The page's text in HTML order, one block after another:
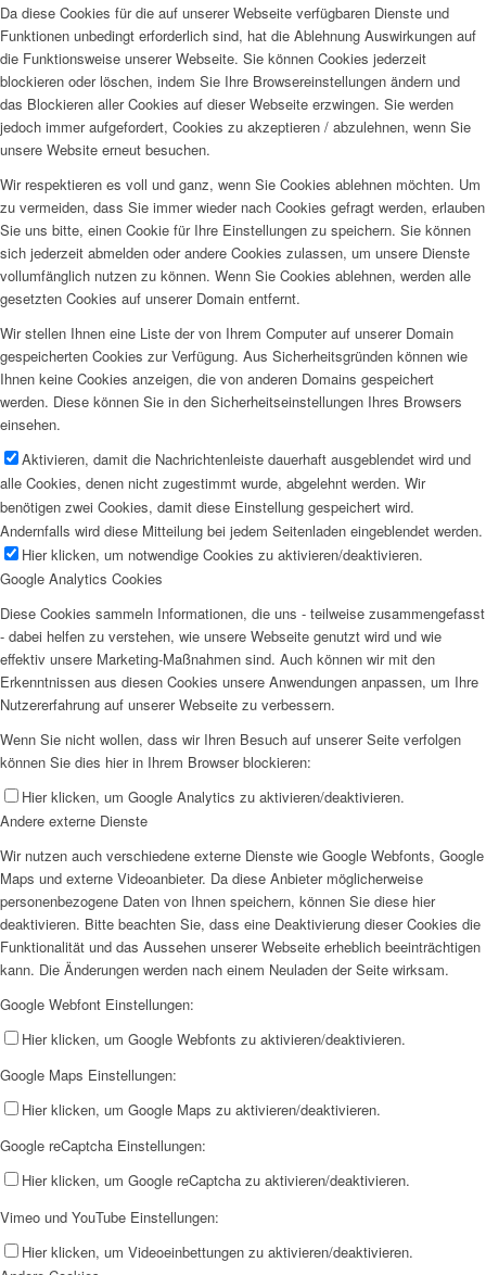
Da diese Cookies für die auf unserer Webseite verfügbaren Dienste und
Funktionen unbedingt erforderlich sind, hat die Ablehnung Auswirkungen auf
die Funktionsweise unserer Webseite. Sie können Cookies jederzeit
blockieren oder löschen, indem Sie Ihre Browsereinstellungen ändern und
das Blockieren aller Cookies auf dieser Webseite erzwingen. Sie werden
jedoch immer aufgefordert, Cookies zu akzeptieren / abzulehnen, wenn Sie
unsere Website erneut besuchen.
Wir respektieren es voll und ganz, wenn Sie Cookies ablehnen möchten. Um
zu vermeiden, dass Sie immer wieder nach Cookies gefragt werden, erlauben
Sie uns bitte, einen Cookie für Ihre Einstellungen zu speichern. Sie können
sich jederzeit abmelden oder andere Cookies zulassen, um unsere Dienste
vollumfänglich nutzen zu können. Wenn Sie Cookies ablehnen, werden alle
gesetzten Cookies auf unserer Domain entfernt.
Wir stellen Ihnen eine Liste der von Ihrem Computer auf unserer Domain
gespeicherten Cookies zur Verfügung. Aus Sicherheitsgründen können wie
Ihnen keine Cookies anzeigen, die von anderen Domains gespeichert
werden. Diese können Sie in den Sicherheitseinstellungen Ihres Browsers
einsehen.
Aktivieren, damit die Nachrichtenleiste dauerhaft ausgeblendet wird und
alle Cookies, denen nicht zugestimmt wurde, abgelehnt werden. Wir
benötigen zwei Cookies, damit diese Einstellung gespeichert wird.
Andernfalls wird diese Mitteilung bei jedem Seitenladen eingeblendet werden.
Hier klicken, um notwendige Cookies zu aktivieren/deaktivieren.
Google Analytics Cookies
Diese Cookies sammeln Informationen, die uns - teilweise zusammengefasst
- dabei helfen zu verstehen, wie unsere Webseite genutzt wird und wie
effektiv unsere Marketing-Maßnahmen sind. Auch können wir mit den
Erkenntnissen aus diesen Cookies unsere Anwendungen anpassen, um Ihre
Nutzererfahrung auf unserer Webseite zu verbessern.
Wenn Sie nicht wollen, dass wir Ihren Besuch auf unserer Seite verfolgen
können Sie dies hier in Ihrem Browser blockieren:
Hier klicken, um Google Analytics zu aktivieren/deaktivieren.
Andere externe Dienste
Wir nutzen auch verschiedene externe Dienste wie Google Webfonts, Google
Maps und externe Videoanbieter. Da diese Anbieter möglicherweise
personenbezogene Daten von Ihnen speichern, können Sie diese hier
deaktivieren. Bitte beachten Sie, dass eine Deaktivierung dieser Cookies die
Funktionalität und das Aussehen unserer Webseite erheblich beeinträchtigen
kann. Die Änderungen werden nach einem Neuladen der Seite wirksam.
Google Webfont Einstellungen:
Hier klicken, um Google Webfonts zu aktivieren/deaktivieren.
Google Maps Einstellungen:
Hier klicken, um Google Maps zu aktivieren/deaktivieren.
Google reCaptcha Einstellungen:
Hier klicken, um Google reCaptcha zu aktivieren/deaktivieren.
Vimeo und YouTube Einstellungen:
Hier klicken, um Videoeinbettungen zu aktivieren/deaktivieren.